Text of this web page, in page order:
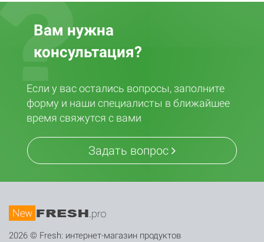
Вам нужна
консультация?
Если у вас остались вопросы, заполните
форму и наши специалисты в ближайшее
время свяжутся с вами
Задать вопрос
2026 © Fresh: интернет-магазин продуктов